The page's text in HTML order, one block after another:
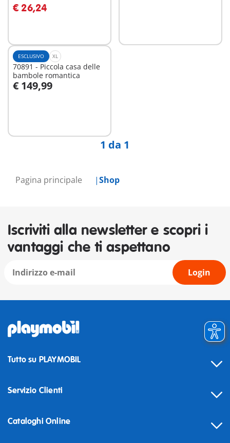
Pagina principale Shop
€ 26,24
ESCLUSIVO XL
70891 - Piccola casa delle
bambole romantica
€ 149,99
Aggiungi al carrello
1 da 1
Iscriviti alla newsletter e scopri i
vantaggi che ti aspettano
Login
Tutto su PLAYMOBIL
Servizio Clienti
Cataloghi Online